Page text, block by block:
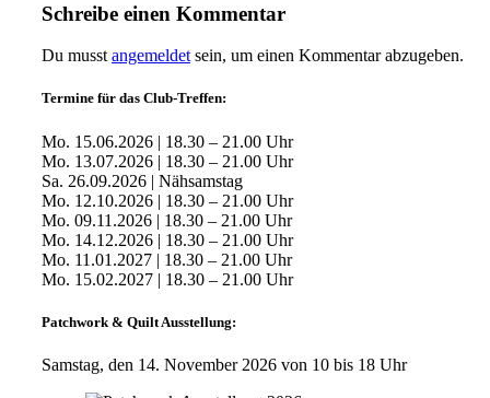
Schreibe einen Kommentar
Du musst angemeldet sein, um einen Kommentar abzugeben.
Termine für das Club-Treffen:
Mo. 15.06.2026 | 18.30 – 21.00 Uhr
Mo. 13.07.2026 | 18.30 – 21.00 Uhr
Sa. 26.09.2026 | Nähsamstag
Mo. 12.10.2026 | 18.30 – 21.00 Uhr
Mo. 09.11.2026 | 18.30 – 21.00 Uhr
Mo. 14.12.2026 | 18.30 – 21.00 Uhr
Mo. 11.01.2027 | 18.30 – 21.00 Uhr
Mo. 15.02.2027 | 18.30 – 21.00 Uhr
Patchwork & Quilt Ausstellung:
Samstag, den 14. November 2026 von 10 bis 18 Uhr